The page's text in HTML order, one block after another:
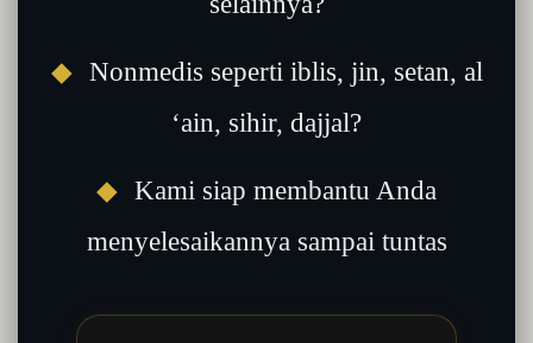
◆ Nonmedis seperti iblis, jin, setan, al
‘ain, sihir, dajjal?
◆ Kami siap membantu Anda
menyelesaikannya sampai tuntas